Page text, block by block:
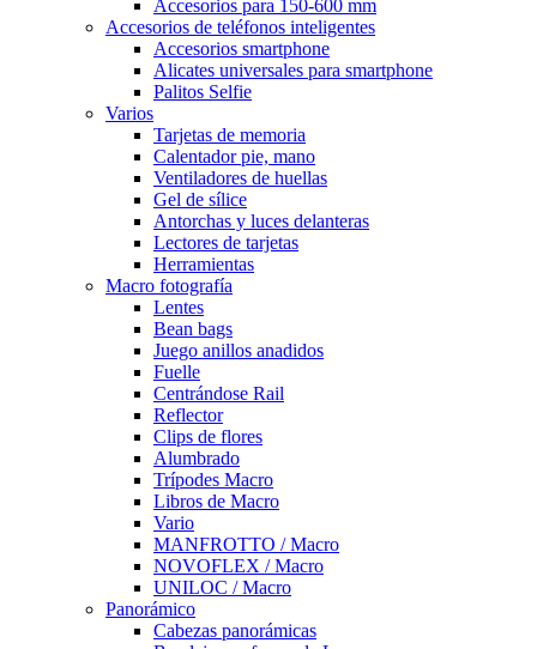
Accesorios para 150-600 mm
Accesorios de teléfonos inteligentes
Accesorios smartphone
Alicates universales para smartphone
Palitos Selfie
Varios
Tarjetas de memoria
Calentador pie, mano
Ventiladores de huellas
Gel de sílice
Antorchas y luces delanteras
Lectores de tarjetas
Herramientas
Macro fotografía
Lentes
Bean bags
Juego anillos anadidos
Fuelle
Centrándose Rail
Reflector
Clips de flores
Alumbrado
Trípodes Macro
Libros de Macro
Vario
MANFROTTO / Macro
NOVOFLEX / Macro
UNILOC / Macro
Panorámico
Cabezas panorámicas